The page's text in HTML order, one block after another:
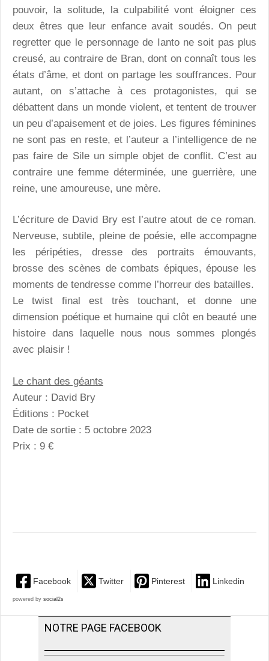
pouvoir, la solitude, la culpabilité vont éloigner ces
deux êtres que leur enfance avait soudés. On peut
regretter que le personnage de Ianto ne soit pas plus
creusé, au contraire de Bran, dont on connaît tous les
états d’âme, et dont on partage les souffrances. Pour
autant, on s’attache à ces protagonistes, qui se
débattent dans un monde violent, et tentent de trouver
un peu d’apaisement et de joies. Les figures féminines
ne sont pas en reste, et l’auteur a l’intelligence de ne
pas faire de Sile un simple objet de conflit. C’est au
contraire une femme déterminée, une guerrière, une
reine, une amoureuse, une mère.
L’écriture de David Bry est l’autre atout de ce roman.
Nerveuse, subtile, pleine de poésie, elle accompagne
les péripéties, dresse des portraits émouvants,
brosse des scènes de combats épiques, épouse les
moments de tendresse comme l’horreur des batailles.
Le twist final est très touchant, et donne une
dimension poétique et humaine qui clôt en beauté une
histoire dans laquelle nous nous sommes plongés
avec plaisir !
Le chant des géants
Auteur : David Bry
Éditions : Pocket
Date de sortie : 5 octobre 2023
Prix : 9 €
Facebook Twitter Pinterest Linkedin
powered by social2s
NOTRE PAGE FACEBOOK